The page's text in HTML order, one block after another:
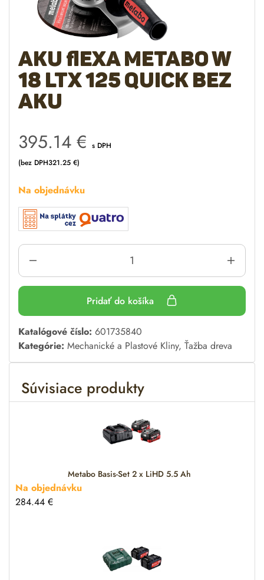
Aku flexa METABO W
18 LTX 125 Quick bez
aku
395.14 € s DPH
(bez DPH321.25 €)
Na objednávku
Pridať do košíka
A
l
t
n
:
Katalógové číslo: 601735840
Kategórie: Mechanické a Plastové Kliny, Ťažba dreva
Súvisiace produkty
Metabo Basis-Set 2 x LiHD 5.5 Ah
Na objednávku
284.44 €